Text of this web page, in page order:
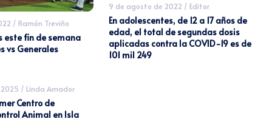
/ Ramón Treviño
este fin de semana
vs Generales
/ Linda Amador
Centro de
Animal en Isla
9 de agosto de 2022 / Editor
En adolescentes, de 12 a 17 años de
edad, el total de segundas dosis
aplicadas contra la COVID-19 es de
101 mil 249